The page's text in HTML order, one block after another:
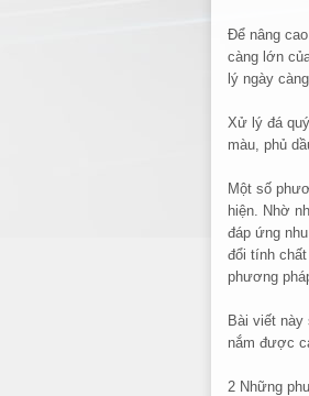
Để nâng
càng lớn
lý ngày
Xử lý đá
màu, phủ
Một số
hiện. Nhờ
đáp ứng
đổi tính
phương
Bài viết này
nắm được
2 Những